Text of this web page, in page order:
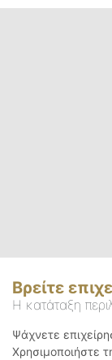
Βρείτε
Η κατάταξη
Ψάχνετε
Χρησιμοποιήστε